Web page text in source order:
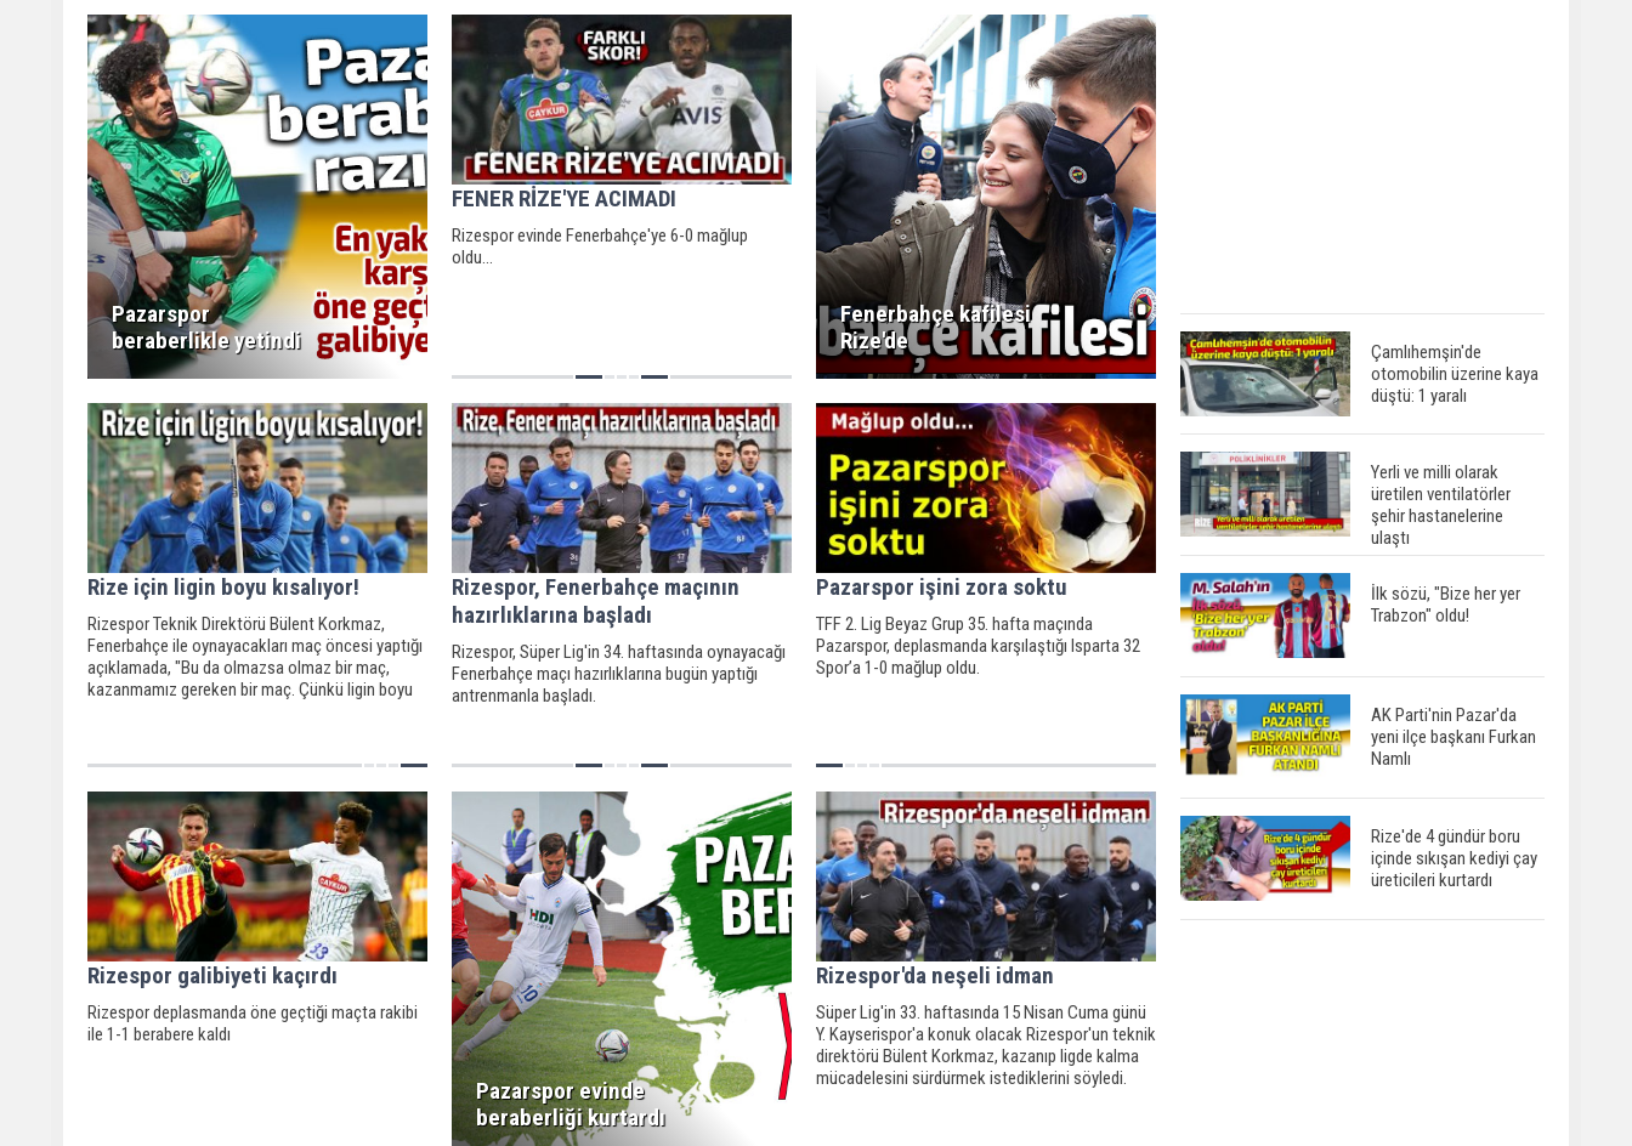
Pazarspor
beraberlikle yetindi
FENER RİZE'YE ACIMADI
Rizespor evinde Fenerbahçe'ye 6-0 mağlup
oldu...
Fenerbahçe kafilesi
Rize'de
Rize için ligin boyu kısalıyor!
Rizespor Teknik Direktörü Bülent Korkmaz,
Fenerbahçe ile oynayacakları maç öncesi yaptığı
açıklamada, "Bu da olmazsa olmaz bir maç,
kazanmamız gereken bir maç. Çünkü ligin boyu
Rizespor, Fenerbahçe maçının
hazırlıklarına başladı
Rizespor, Süper Lig'in 34. haftasında oynayacağı
Fenerbahçe maçı hazırlıklarına bugün yaptığı
antrenmanla başladı.
Pazarspor işini zora soktu
TFF 2. Lig Beyaz Grup 35. hafta maçında
Pazarspor, deplasmanda karşılaştığı Isparta 32
Spor’a 1-0 mağlup oldu.
Rizespor galibiyeti kaçırdı
Rizespor deplasmanda öne geçtiği maçta rakibi
ile 1-1 berabere kaldı
Pazarspor evinde
beraberliği kurtardı
Rizespor'da neşeli idman
Süper Lig'in 33. haftasında 15 Nisan Cuma günü
Y. Kayserispor'a konuk olacak Rizespor'un teknik
direktörü Bülent Korkmaz, kazanıp ligde kalma
mücadelesini sürdürmek istediklerini söyledi.
Çamlıhemşin'de
otomobilin üzerine kaya
düştü: 1 yaralı
Yerli ve milli olarak
üretilen ventilatörler
şehir hastanelerine
ulaştı
İlk sözü, "Bize her yer
Trabzon" oldu!
AK Parti'nin Pazar'da
yeni ilçe başkanı Furkan
Namlı
Rize'de 4 gündür boru
içinde sıkışan kediyi çay
üreticileri kurtardı